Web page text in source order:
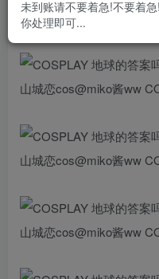
未到账请不要着急!不要着
你处理即可...